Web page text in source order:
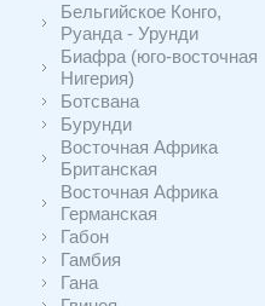
Бельгийское Конго,
Руанда - Урунди
Биафра (юго-восточная
Нигерия)
Ботсвана
Бурунди
Восточная Африка
Британская
Восточная Африка
Германская
Габон
Гамбия
Гана